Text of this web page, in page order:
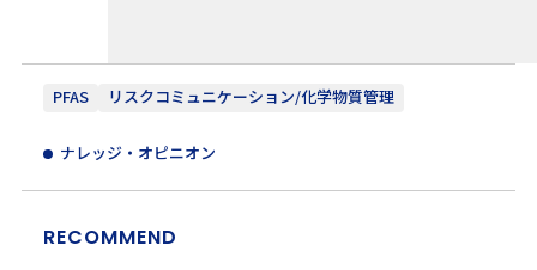
PFAS リスクコミュニケーション/化学物質管理
ナレッジ・オピニオン
RECOMMEND